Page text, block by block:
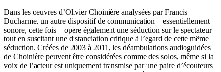
Dans les oeuvres d’Olivier Choinière analysées par Francis
Ducharme, un autre dispositif de communication – essentiellement
sonore, cette fois – opère également une séduction sur le spectateur
tout en suscitant une distanciation critique à l’égard de cette même
séduction. Créées de 2003 à 2011, les déambulations audioguidées
de Choinière peuvent être considérées comme des solos, même si la
voix de l’acteur est uniquement transmise par une paire d’écouteurs